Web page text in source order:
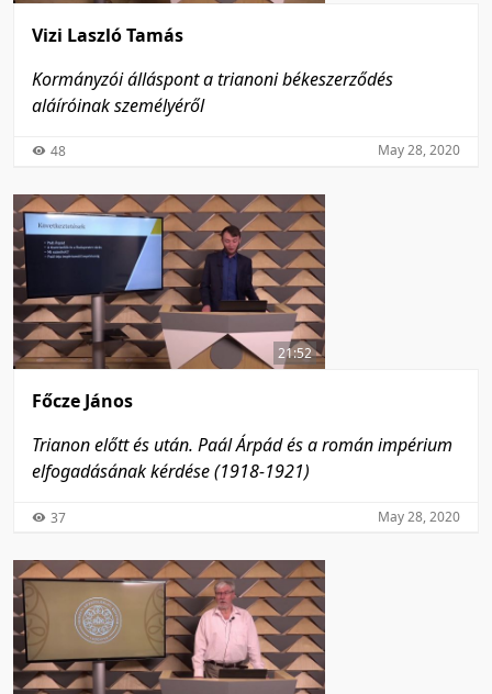
Vizi Laszló Tamás
Kormányzói álláspont a trianoni békeszerződés
aláíróinak személyéről
48 May 28, 2020
21:52
Főcze János
Trianon előtt és után. Paál Árpád és a román impérium
elfogadásának kérdése (1918-1921)
37 May 28, 2020